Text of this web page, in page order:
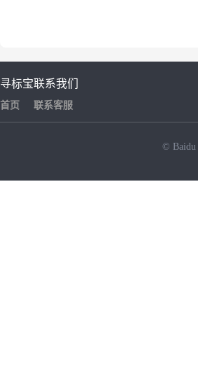
寻标宝
首页
联系我们
联系客服
© Baidu